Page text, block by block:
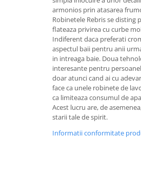
Dulapuri baie
Mobilier baie
armonios prin atasarea
Robinetele Rebris se disting
flateaza privirea cu curbe
Indiferent daca preferati
aspectul baii pentru anii
in intreaga baie. Doua
interesante pentru
doar atunci cand ai cu
face ca unele robinete de
ca limiteaza consumul de
Acest lucru are, de
starii tale de spirit.
Informatii conformitate